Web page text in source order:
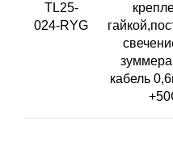
TL25-
024-RYG
кабель